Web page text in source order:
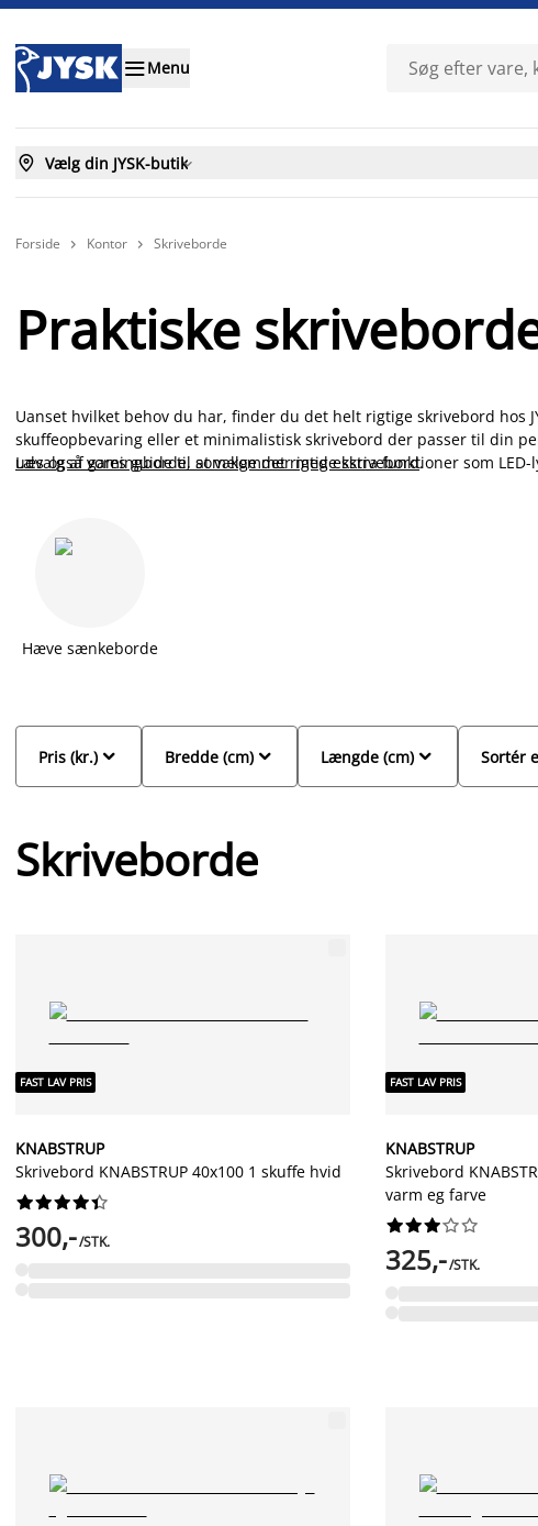
Menu
 Vælg din JYSK-butik
Forside  Kontor  Skriveborde
Praktiske
Uanset hvilket behov du har, finder du det helt rigtige skrivebord hos
skuffeopbevaring eller et minimalistisk skrivebord der passer til din
udvalg af gamingborde, som kommer med ekstra funktioner som
Læs også vores guide til at vælge det rigtige skrivebord.
Hæve sænkeborde

Pris (kr.) 
Bredde (cm) 
Længde (cm) Sortér
Skriveborde
FAST LAV PRIS
KNABSTRUP
Skrivebord KNABSTRUP 40x100 1 skuffe hvid






300,-/STK.
FAST LAV PRIS
KNABSTRUP
Skrivebord
varm eg farve






325,-/STK.